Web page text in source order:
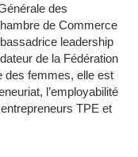
des
de Commerce
leadership
de la Fédération
des femmes, elle est
l’employabilité
TPE et